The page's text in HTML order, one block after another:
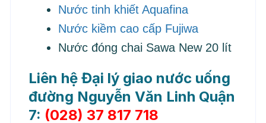
Nước tinh khiết Aquafina
Nước kiềm cao cấp Fujiwa
Nước đóng chai Sawa New 20 lít
Liên hệ Đại lý giao nước uống
đường Nguyễn Văn Linh Quận
7: (028) 37 817 718